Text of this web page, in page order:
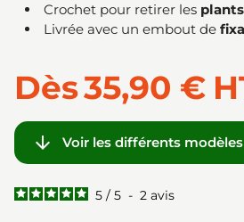
Crochet pour retirer les plants
Livrée avec un embout de
Dès35,90 €
 Voir les différents modèles
5 / 5 - 2 avis